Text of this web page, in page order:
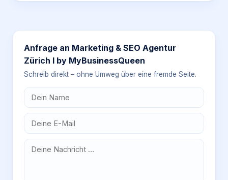
Anfrage an Marketing & SEO Agentur
Zürich I by MyBusinessQueen
Schreib direkt – ohne Umweg über eine fremde Seite.